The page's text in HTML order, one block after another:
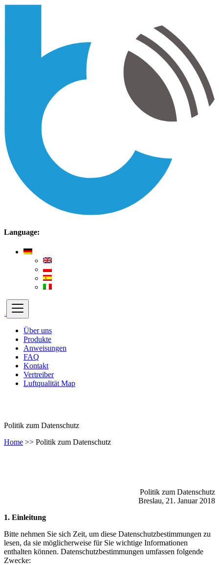
Language:
Über uns
Produkte
Anweisungen
FAQ
Kontakt
Vertreiber
Luftqualität Map
Politik zum Datenschutz
Home >> Politik zum Datenschutz
Politik zum Datenschutz
Breslau, 21. Januar 2018
1. Einleitung
Bitte nehmen Sie sich Zeit, um diese Datenschutzbestimmungen zu
lesen, da sie möglicherweise für Sie wichtige Informationen
enthalten können. Datenschutzbestimmungen umfassen folgende
Zwecke: